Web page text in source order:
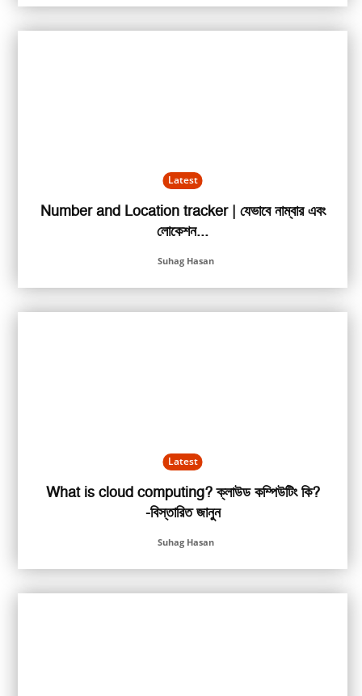
Latest
Number and Location tracker | যেভাবে নাম্বার এবং
লোকেশন...
Suhag Hasan
Latest
What is cloud computing? ক্লাউড কম্পিউটিং কি?
-বিস্তারিত জানুন
Suhag Hasan